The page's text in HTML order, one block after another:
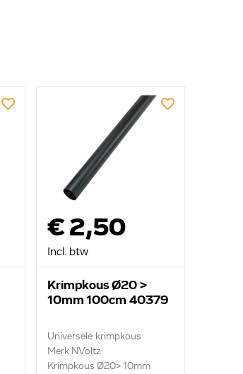
€ 2,50
Incl. btw
Krimpkous Ø20 >
10mm 100cm 40379
Universele krimpkous
Merk NVoltz
Krimpkous Ø20> 10mm